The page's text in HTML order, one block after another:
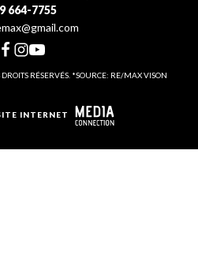
664-7755
RÉSERVÉS. *SOURCE: RE/MAX VISON
INTERNET